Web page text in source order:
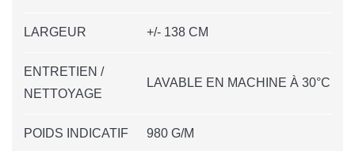
LARGEUR +/- 138 CM
ENTRETIEN /
NETTOYAGE
LAVABLE EN MACHINE À 30°C
POIDS INDICATIF 980 G/M